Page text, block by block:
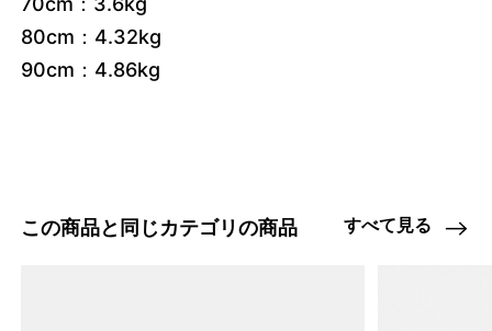
80cm：4.32kg
90cm：4.86kg
この商品と同じカテゴリの商品 すべて見る